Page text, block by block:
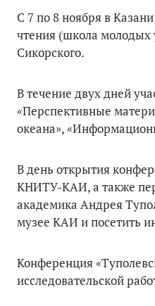
С 7 по 8 ноября в
чтения (школа молодых
Сикорского.
В течение двух дней
«Перспективные
океана»,
В день открытия
КНИТУ-КАИ, а также
академика Андрея
музее КАИ и посетить
Конференция
исследовательской